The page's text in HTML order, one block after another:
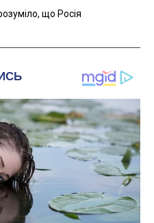
що Росія